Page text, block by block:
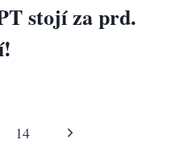
stojí za prd.
14 Další